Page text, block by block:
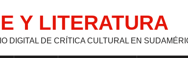
Y LITERATURA
DIGITAL DE CRÍTICA CULTURAL EN